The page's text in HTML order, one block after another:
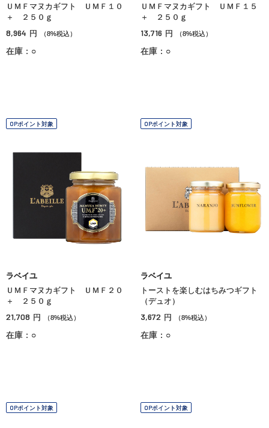
ＵＭＦマヌカギフト ＵＭＦ１０
＋ ２５０ｇ
8,964 円 （8%税込）
在庫：○
ＵＭＦマヌカギフト ＵＭＦ１５
＋ ２５０ｇ
13,716 円 （8%税込）
在庫：○
OPポイント対象
ラベイユ
ＵＭＦマヌカギフト ＵＭＦ２０
＋ ２５０ｇ
21,708 円 （8%税込）
在庫：○
OPポイント対象
ラベイユ
トーストを楽しむはちみつギフト
（デュオ）
3,672 円 （8%税込）
在庫：○
OPポイント対象 OPポイント対象